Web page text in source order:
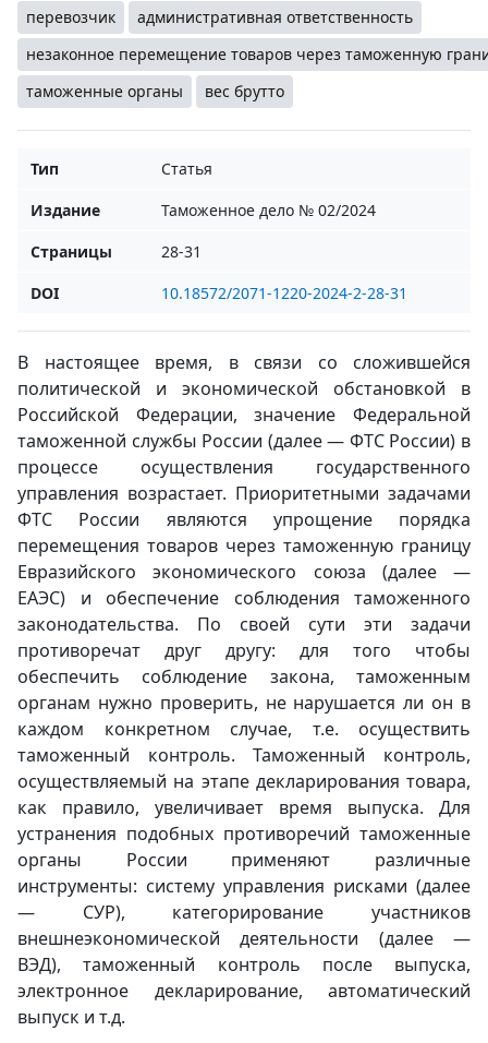
перевозчик
административная ответственность
незаконное перемещение товаров через таможенную
таможенные органы
вес брутто
Тип
Статья
Издание
Таможенное дело № 02/2024
Страницы
28-31
DOI
10.18572/2071-1220-2024-2-28-31
В настоящее время, в связи со сложившейся
политической и экономической обстановкой в
Российской Федерации, значение Федеральной
таможенной службы России (далее — ФТС России) в
процессе осуществления государственного
управления возрастает. Приоритетными задачами
ФТС России являются упрощение порядка
перемещения товаров через таможенную границу
Евразийского экономического союза (далее —
ЕАЭС) и обеспечение соблюдения таможенного
законодательства. По своей сути эти задачи
противоречат друг другу: для того чтобы
обеспечить соблюдение закона, таможенным
органам нужно проверить, не нарушается ли он в
каждом конкретном случае, т.е. осуществить
таможенный контроль. Таможенный контроль,
осуществляемый на этапе декларирования товара,
как правило, увеличивает время выпуска. Для
устранения подобных противоречий таможенные
органы России применяют различные
инструменты: систему управления рисками (далее
— СУР), категорирование участников
внешнеэкономической деятельности (далее —
ВЭД), таможенный контроль после выпуска,
электронное декларирование, автоматический
выпуск и т.д.